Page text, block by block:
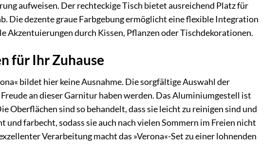
aufweisen. Der rechteckige Tisch bietet ausreichend Platz für
Die dezente graue Farbgebung ermöglicht eine flexible Integration
durch Kissen, Pflanzen oder Tischdekorationen.
für Ihr Zuhause
bildet hier keine Ausnahme. Die sorgfältige Auswahl der
an dieser Garnitur haben werden. Das Aluminiumgestell ist
sind so behandelt, dass sie leicht zu reinigen sind und
farbecht, sodass sie auch nach vielen Sommern im Freien nicht
Verarbeitung macht das »Verona«-Set zu einer lohnenden